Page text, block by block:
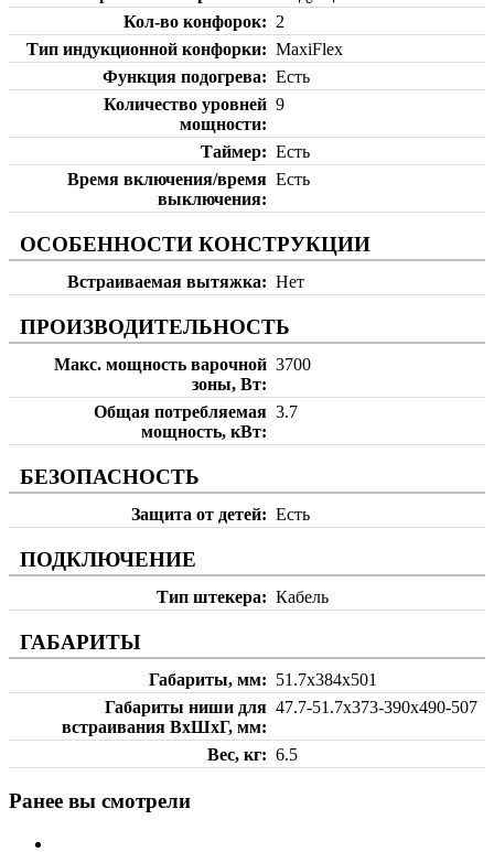
Кол-во конфорок
2
Тип индукционной конфорки
MaxiFlex
Функция подогрева
Есть
Количество уровней
мощности
9
Таймер
Есть
Время включения/время
выключения
Есть
ОСОБЕННОСТИ КОНСТРУКЦИИ
Встраиваемая вытяжка Нет
ПРОИЗВОДИТЕЛЬНОСТЬ
Макс. мощность варочной
зоны, Вт
3700
Общая потребляемая
мощность, кВт
3.7
БЕЗОПАСНОСТЬ
Защита от детей Есть
ПОДКЛЮЧЕНИЕ
Тип штекера Кабель
ГАБАРИТЫ
Габариты, мм
51.7х384х501
Габариты ниши для
встраивания ВхШхГ, мм
47.7-51.7х373-390х490-507
Вес, кг 6.5
Ранее вы смотрели